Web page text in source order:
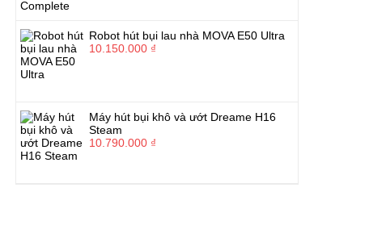
Robot hút bụi lau nhà MOVA E50 Ultra
10.150.000 ₫
Máy hút bụi khô và ướt Dreame H16
Steam
10.790.000 ₫